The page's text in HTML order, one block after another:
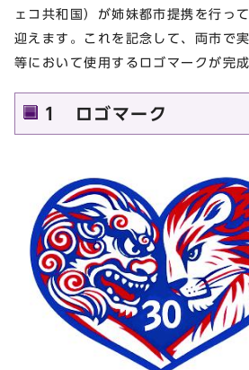
ェコ共和国）が姉妹都市提携を行っ
迎えます。これを記念して、両市で
等において使用するロゴマークが完成
1 ロゴマーク